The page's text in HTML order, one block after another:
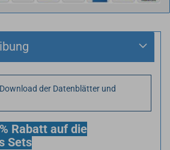
der Datenblätter und
Rabatt auf die
Sets